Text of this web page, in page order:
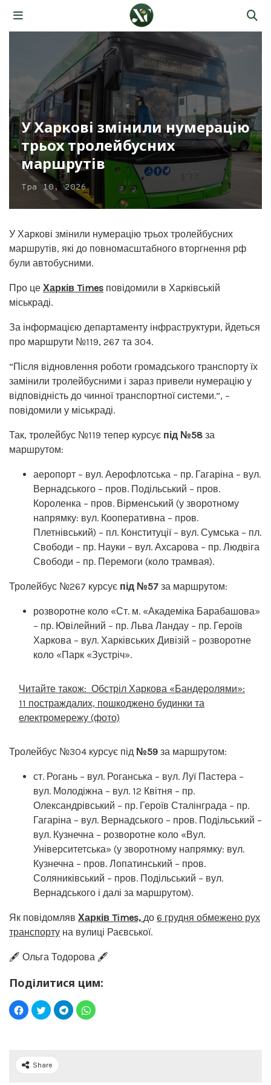
У Харкові змінили нумерацію
трьох тролейбусних
маршрутів
Тра 10, 2026
У Харкові змінили нумерацію трьох тролейбусних
маршрутів, які до повномасштабного вторгнення рф
були автобусними.
Про це Харків Times повідомили в Харківській
міськраді.
За інформацією департаменту інфраструктури, йдеться
про маршрути №119, 267 та 304.
“Після відновлення роботи громадського транспорту їх
замінили тролейбусними і зараз привели нумерацію у
відповідність до чинної транспортної системи.”, –
повідомили у міськраді.
Так, тролейбус №119 тепер курсує під №58 за
маршрутом:
аеропорт – вул. Аерофлотська – пр. Гагаріна – вул.
Вернадського – пров. Подільський – пров.
Короленка – пров. Вірменський (у зворотному
напрямку: вул. Кооперативна – пров.
Плетнівський) – пл. Конституції – вул. Сумська – пл.
Свободи – пр. Науки – вул. Ахсарова – пр. Людвіга
Свободи – пр. Перемоги (коло трамвая).
Тролейбус №267 курсує під №57 за маршрутом:
розворотне коло «Ст. м. «Академіка Барабашова»
– пр. Ювілейний – пр. Льва Ландау – пр. Героїв
Харкова – вул. Харківських Дивізій – розворотне
коло «Парк «Зустріч».
Читайте також: Обстріл Харкова «Бандеролями»:
11 постраждалих, пошкоджено будинки та
електромережу (фото)
Тролейбус №304 курсує під №59 за маршрутом:
ст. Рогань – вул. Роганська – вул. Луї Пастера –
вул. Молодіжна – вул. 12 Квітня – пр.
Олександрівський – пр. Героїв Сталінграда – пр.
Гагаріна – вул. Вернадського – пров. Подільський –
вул. Кузнечна – розворотне коло «Вул.
Університетська» (у зворотному напрямку: вул.
Кузнечна – пров. Лопатинський – пров.
Соляниківський – пров. Подільський – вул.
Вернадського і далі за маршрутом).
Як повідомляв Харків Times, до 6 грудня обмежено рух
транспорту на вулиці Раєвської.
🖋️ Ольга Тодорова 🖋️
Поділитися цим:
Share